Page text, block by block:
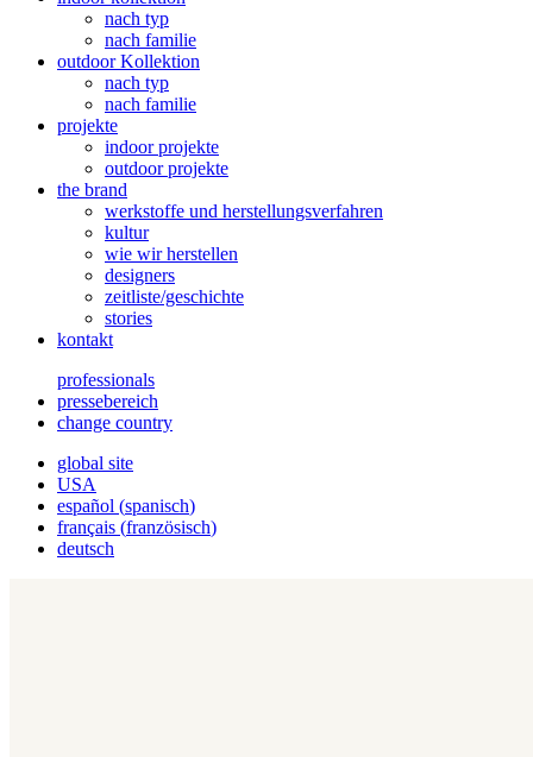
nach typ
nach familie
outdoor Kollektion
nach typ
nach familie
projekte
indoor projekte
outdoor projekte
the brand
werkstoffe und herstellungsverfahren
kultur
wie wir herstellen
designers
zeitliste/geschichte
stories
kontakt
professionals
pressebereich
change country
global site
USA
español (spanisch)
français (französisch)
deutsch